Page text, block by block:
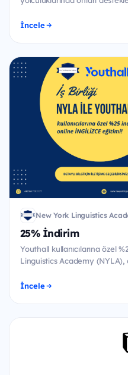
İncele
New York Linguistics
25% İndirim
Youthall kullanıcılarına özel
Linguistics Academy (NYLA),
İncele